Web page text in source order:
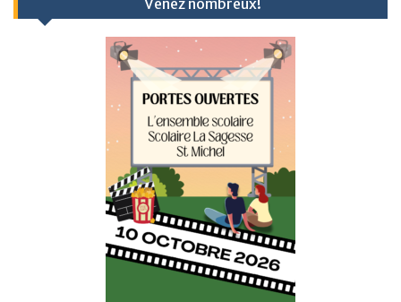
Venez nombreux!